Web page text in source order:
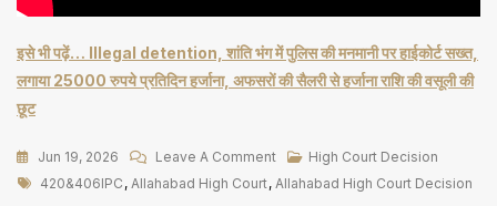
इसे भी पढ़ें… Illegal detention, शांति भंग में पुलिस की मनमानी पर हाईकोर्ट सख्त,
लगाया 25000 रुपये प्रतिदिन हर्जाना, अफसरों की सैलरी से हर्जाना राशि की वसूली की
छूट
Jun 19, 2026 Leave A CommentOn
इलाहाबाद
High Court Decision
Tags
420&406IPC , Allahabad High Court, Allahabad High Court Decision